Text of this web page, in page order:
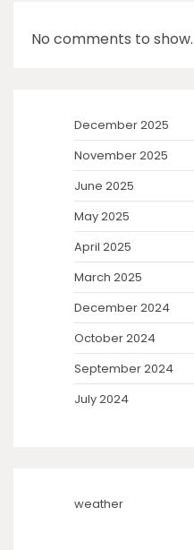
No comments to show.
December 2025
November 2025
June 2025
May 2025
April 2025
March 2025
December 2024
October 2024
September 2024
July 2024
weather